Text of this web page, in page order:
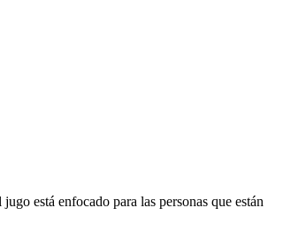
está enfocado para las personas que están